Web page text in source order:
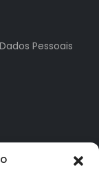
Pessoais